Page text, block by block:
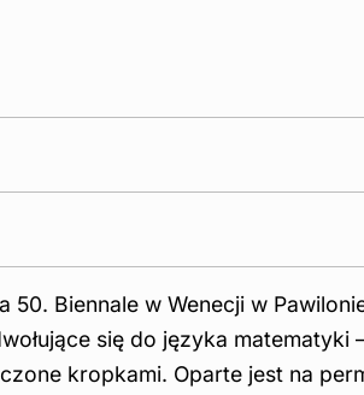
50. Biennale w Wenecji w
się do języka
kropkami. Oparte jest na